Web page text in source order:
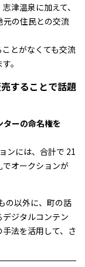
津温泉に加えて、
元の住民との交流
とがなくても交流
。
することで話題
ーの命名権を
ンには、合計で 21
オークションが
の以外に、町の話
ジタルコンテン
法を活用して、さ